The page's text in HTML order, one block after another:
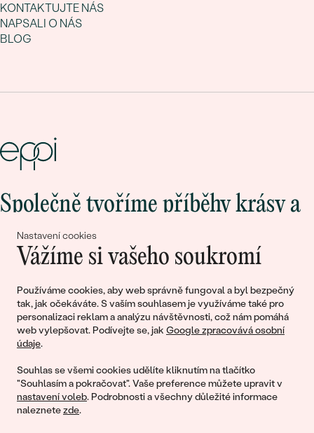
Nastavení cookies
Vážíme si vašeho soukromí
Používáme cookies, aby web správně fungoval a byl bezpečný
tak, jak očekáváte. S vaším souhlasem je využíváme také pro
personalizaci reklam a analýzu návštěvnosti, což nám pomáhá
web vylepšovat. Podívejte se, jak Google zpracovává osobní
údaje.
Souhlas se všemi cookies udělíte kliknutím na tlačítko
"Souhlasím a pokračovat". Vaše preference můžete upravit v
nastavení voleb. Podrobnosti a všechny důležité informace
naleznetezde.
KONTAKTUJTE NÁS
NAPSALI O NÁS
BLOG
Společně tvoříme příběhy krásy a
lásky
© 2011 - 2026, Eppi.cz